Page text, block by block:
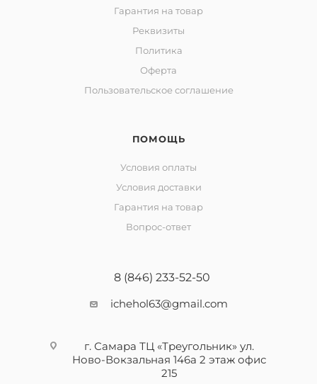
Гарантия на товар
Реквизиты
Политика
Оферта
Пользовательское соглашение
ПОМОЩЬ
Условия оплаты
Условия доставки
Гарантия на товар
Вопрос-ответ
8 (846) 233-52-50
ichehol63@gmail.com
г. Самара ТЦ «Треугольник» ул.
Ново-Вокзальная 146а 2 этаж офис
215